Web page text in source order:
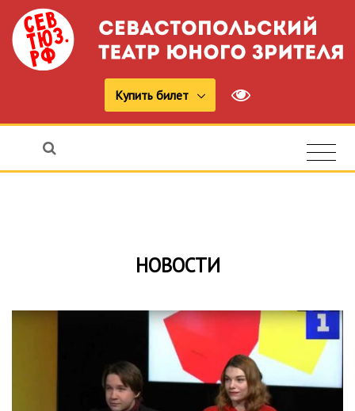
Купить билет
НОВОСТИ